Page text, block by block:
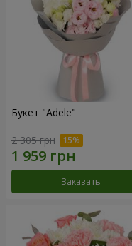
Букет "Adele"
2 305 грн
Заказать